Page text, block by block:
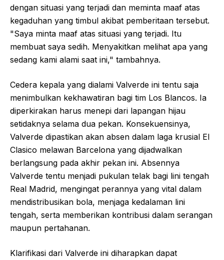
dengan situasi yang terjadi dan meminta maaf atas
kegaduhan yang timbul akibat pemberitaan tersebut.
"Saya minta maaf atas situasi yang terjadi. Itu
membuat saya sedih. Menyakitkan melihat apa yang
sedang kami alami saat ini," tambahnya.
Cedera kepala yang dialami Valverde ini tentu saja
menimbulkan kekhawatiran bagi tim Los Blancos. Ia
diperkirakan harus menepi dari lapangan hijau
setidaknya selama dua pekan. Konsekuensinya,
Valverde dipastikan akan absen dalam laga krusial El
Clasico melawan Barcelona yang dijadwalkan
berlangsung pada akhir pekan ini. Absennya
Valverde tentu menjadi pukulan telak bagi lini tengah
Real Madrid, mengingat perannya yang vital dalam
mendistribusikan bola, menjaga kedalaman lini
tengah, serta memberikan kontribusi dalam serangan
maupun pertahanan.
Klarifikasi dari Valverde ini diharapkan dapat